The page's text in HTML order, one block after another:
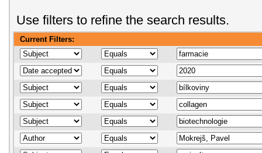
Use filters to refine the search results.
Current Filters: